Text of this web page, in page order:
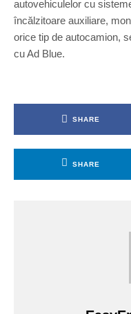
autovehiculelor cu
încălzitoare auxiliare,
orice tip de autocamion,
cu Ad Blue.
SHARE
SHARE